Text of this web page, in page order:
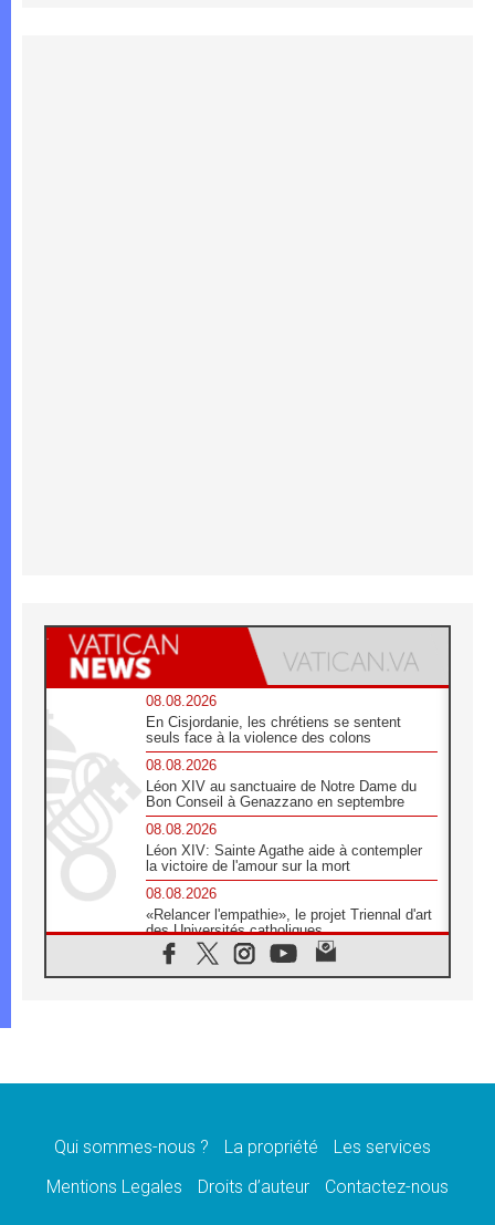
08.08.2026
En Cisjordanie, les chrétiens se sentent
seuls face à la violence des colons
08.08.2026
Léon XIV au sanctuaire de Notre Dame du
Bon Conseil à Genazzano en septembre
08.08.2026
Léon XIV: Sainte Agathe aide à contempler
la victoire de l'amour sur la mort
08.08.2026
«Relancer l'empathie», le projet Triennal d'art
des Universités catholiques
08.08.2026
Signis 2026, donner la parole aux religieuses
07.08.2026
07.08.2026
de l'Assomption et mémoire nationale
Qui sommes-nous ? La propriété
Les services
Mentions Legales
Droits d’auteur Contactez-nous